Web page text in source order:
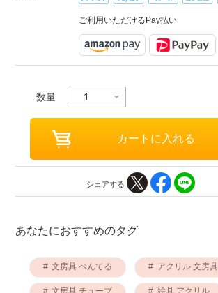
ご利用いただけるPay払い
数量
シェアする
あなたにおすすめのタグ
文房具 ぺんてる アクリル 文房具
文房具 チューブ 絵具 アクリル